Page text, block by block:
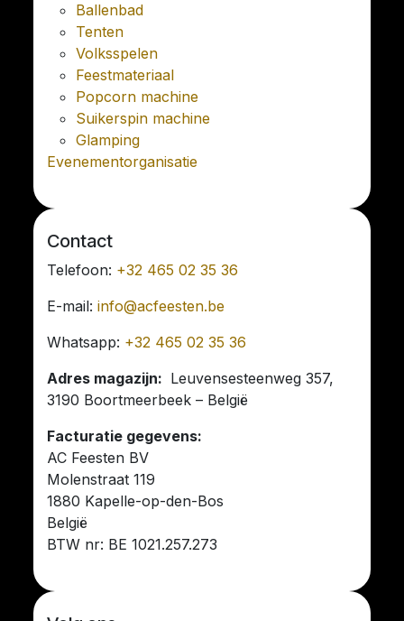
Ballenbad
Tenten
Volksspelen
Feestmateriaal
Popcorn machine
Suikerspin machine
Glamping
Evenementorganisatie
Contact
Telefoon: +32 465 02 35 36
E-mail:info@acfeesten.be
Whatsapp: +32 465 02 35 36
Adres magazijn: Leuvensesteenweg 357,
3190 Boortmeerbeek – België
Facturatie gegevens:
AC Feesten BV
Molenstraat 119
1880 Kapelle-op-den-Bos
België
BTW nr: BE 1021.257.273